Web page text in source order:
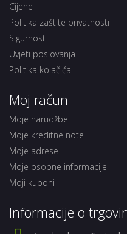
Cijene
Politika zaštite privatnosti
Sigurnost
Uvjeti poslovanja
Politika kolačića
Moj račun
Moje narudžbe
Moje kreditne note
Moje adrese
Moje osobne informacije
Moji kuponi
Informacije o